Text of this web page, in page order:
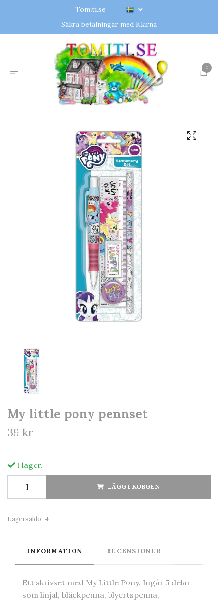
Tomiti.se
Säkra betalningar med Klarna
0
My little pony pennset
39 kr
I lager.
LÄGG I KORGEN
Lagersaldo: 4
INFORMATION RECENSIONER
Ett skrivset med My Little Pony. Ingår 5 delar
som linjal, bläckpenna, blyertspenna,